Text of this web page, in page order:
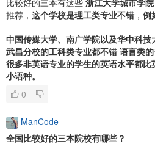
推荐， 这个学校是理工类专业不错 ， 例
中国传媒大学、南广学院以及华中科
武昌分校的工科类专业都不错 语言类
很多非英语专业的学生的英语水平都
小语种。
0
ManCode
全国比较好的三本院校有哪些？